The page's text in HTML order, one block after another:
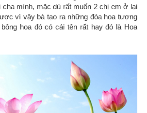
mình, mặc dù rất muốn 2 chị em ở lại
vì vậy bà tạo ra những đóa hoa tượng
hoa đó có cái tên rất hay đó là Hoa